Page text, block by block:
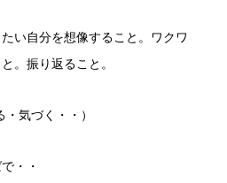
い自分を想像すること。ワクワ
。振り返ること。
気づく・・）
・・